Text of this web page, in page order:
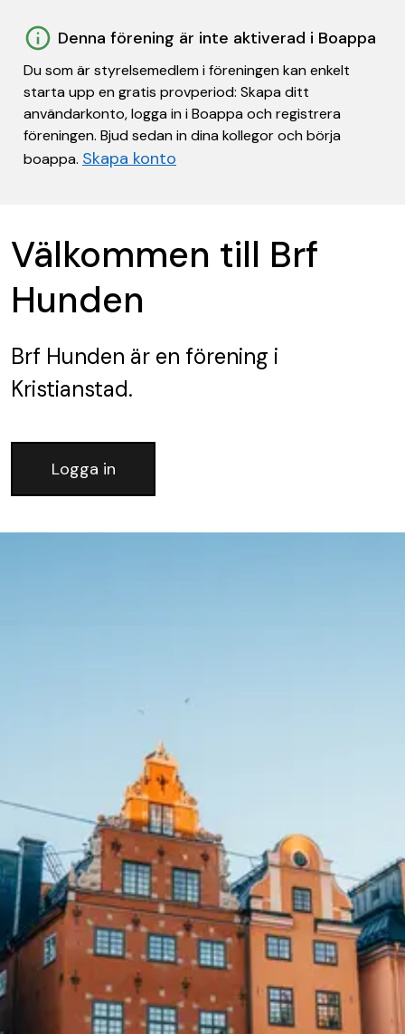
Denna förening är inte aktiverad i Boappa
Du som är styrelsemedlem i föreningen kan enkelt
starta upp en gratis provperiod: Skapa ditt
användarkonto, logga in i Boappa och registrera
föreningen. Bjud sedan in dina kollegor och börja
boappa. Skapa konto
Välkommen till Brf
Hunden
Brf Hunden är en förening i
Kristianstad.
Logga in